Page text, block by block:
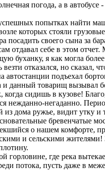
погода, а в
попытках найти
которых стояли
посадить своего сына за
отдавал себе в этом
буханку, я как могла
везти отказался, но сказал,
автостанции подъехал
и данный товарищ
сидишь в кузове!
нежданно-негаданно.
дома ружье, видит утку и
бревенчатые
о нашем комфорте,
и сельскими жителями!
горловине, где река
потока, пусть даже в